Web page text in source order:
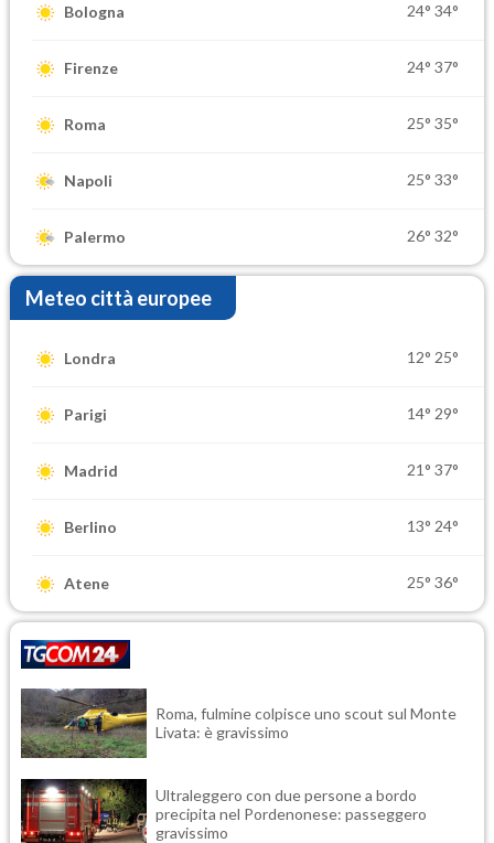
Bologna 24° 34°
Firenze 24° 37°
Roma 25° 35°
Napoli 25° 33°
Palermo 26° 32°
Meteo città europee
Londra 12° 25°
Parigi 14° 29°
Madrid 21° 37°
Berlino 13° 24°
Atene 25° 36°
Roma, fulmine colpisce uno scout sul Monte
Livata: è gravissimo
Ultraleggero con due persone a bordo
precipita nel Pordenonese: passeggero
gravissimo